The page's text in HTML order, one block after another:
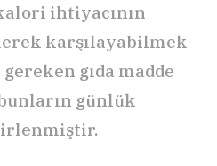
ihtiyacının
karşılayabilmek
gıda madde
günlük